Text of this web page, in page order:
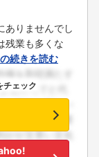
ありませんでし
残業も多くな
続きを読む
チェック